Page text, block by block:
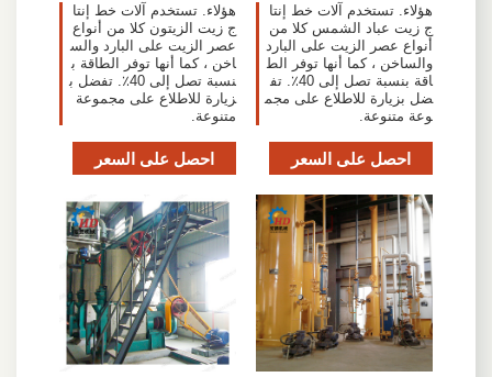
هؤلاء. تستخدم آلات خط إنتا
ج زيت عباد الشمس كلا من
أنواع عصر الزيت على البارد
والساخن ، كما أنها توفر الط
اقة بنسبة تصل إلى 40٪. تف
ضل بزيارة للاطلاع على مجم
وعة متنوعة.
احصل على السعر
هؤلاء. تستخدم آلات خط إنتا
ج زيت الزيتون كلا من أنواع
عصر الزيت على البارد والس
اخن ، كما أنها توفر الطاقة ب
نسبة تصل إلى 40٪. تفضل ب
زيارة للاطلاع على مجموعة
متنوعة.
احصل على السعر